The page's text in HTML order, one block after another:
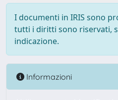
I documenti in IRIS sono
tutti i diritti sono riservati,
indicazione.
Informazioni